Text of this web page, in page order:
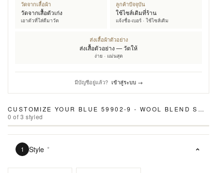
วัดจากเสื้อผ้า
วัดจากเสื้อตัวเก่ง
เอาตัวที่ใส่ดีมาวัด
ลูกค้าปัจจุบัน
ใช้ไซส์เดิมที่ร้าน
แจ้งชื่อ-เบอร์ · ใช้ไซส์เดิม
ส่งเสื้อผ้าตัวอย่าง
ส่งเสื้อตัวอย่าง — วัดให้
ง่าย · แม่นสุด
มีบัญชีอยู่แล้ว? เข้าสู่ระบบ →
CUSTOMIZE YOUR BLUE 59902-9 - WOOL BLEND SUIT
0 of3 styled
1 Style *